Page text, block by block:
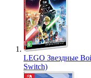
LEGO Звездные
Switch)